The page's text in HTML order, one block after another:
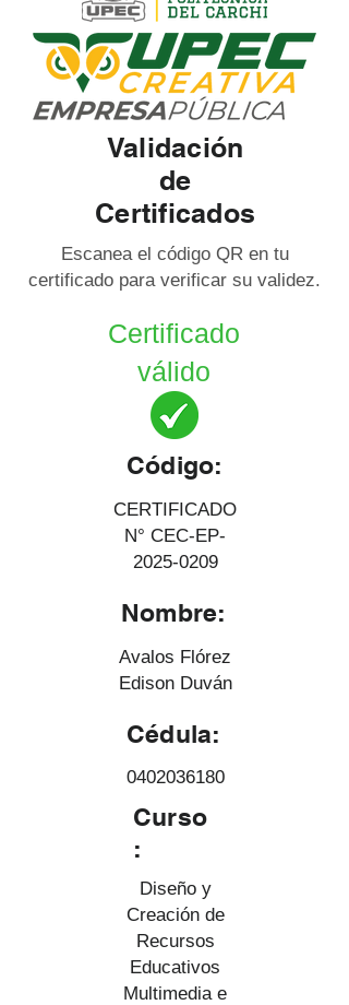
Validación
de
Certificados
Escanea el código QR en tu
certificado para verificar su validez.
Certificado
válido
Código:
CERTIFICADO
N° CEC-EP-
2025-0209
Nombre:
Avalos Flórez
Edison Duván
Cédula:
0402036180
Curso
:
Diseño y
Creación de
Recursos
Educativos
Multimedia e